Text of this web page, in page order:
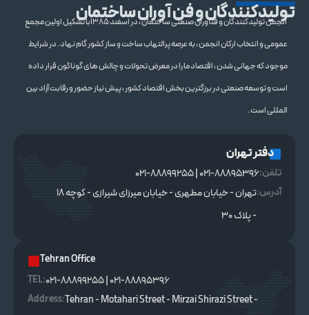
تولیدکنندگان و فن آوران ساختمانانجمن تولیدکنندگان و فنآوران صنعتی ساختمان ، در اسفند 1385با تشکیل اولین مجمع
عمومی و انتخاب ارکان انجمن ، به عرصه پرالتهاب ساخت و ساز کشور گام نهاد . در شرایط
موجود که جهانی شدن ، اقتصاد ما را در معرض تحولات و چالش های گوناگون قرار داده
است و توسعه صنعتی در برزگترین بخش اقتصاد کشور ، پیش نیاز حضور و رقابت آزاد بین
المللی است .
دفتر تهران
تلفن:021-88895396 | 021-88899255
آدرس:
تهران - خیابان مطهری - خیابان میرزای شیرازی - کوچه ۱۸
- پلاک ۳۰
Tehran Office
TEL :
021-88895396 | 021-88899255
Address:Tehran - Motahari Street - Mirzai Shirazi Street -